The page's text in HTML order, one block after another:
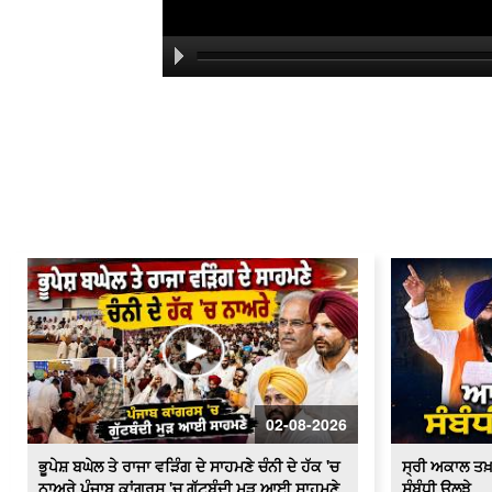
02-08-2026
ਭੂਪੇਸ਼ ਬਘੇਲ ਤੇ ਰਾਜਾ ਵੜਿੰਗ ਦੇ ਸਾਹਮਣੇ ਚੰਨੀ ਦੇ ਹੱਕ 'ਚ
ਸ੍ਰੀ ਅਕਾਲ